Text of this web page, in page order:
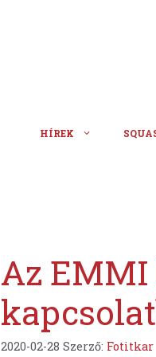
HÍREK
Az
2020-02-28 Szerző: Fotitkar